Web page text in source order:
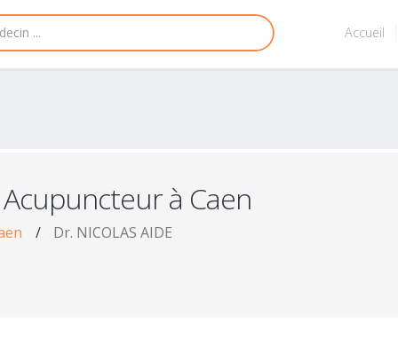
Accueil
à Caen
/ Dr. NICOLAS AIDE